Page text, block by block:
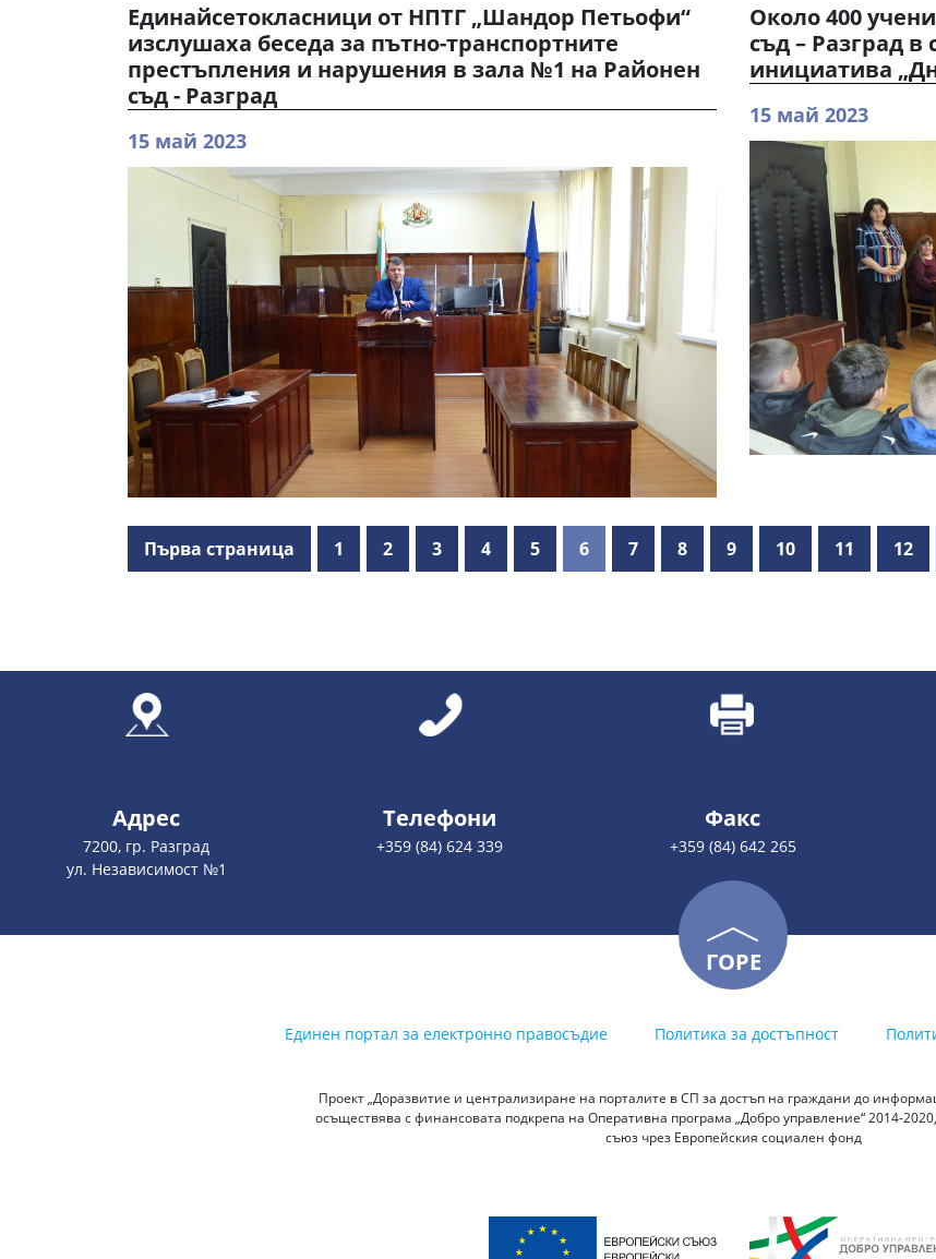
Единайсетокласници от НПТГ „Шандор Петьофи“
изслушаха беседа за пътно-транспортните
престъпления и нарушения в зала №1 на Районен
съд - Разград
15 май 2023
Около 400
съд – Разград
инициатива
15 май 2023
Първа страница 1 2 3 4 5 6 7 8 9 10 11 12
Адрес
7200, гр. Разград
ул. Независимост №1
Телефони
+359 (84) 624 339
Факс
+359 (84) 642 265
ГОРЕ
Единен портал за електронно правосъдие Политика за достъпност
Проект „Доразвитие и централизиране на порталите в СП за достъп на граждани до
осъществява с финансовата подкрепа на Оперативна програма „Добро управление“ 2014-
съюз чрез Европейския социален фонд